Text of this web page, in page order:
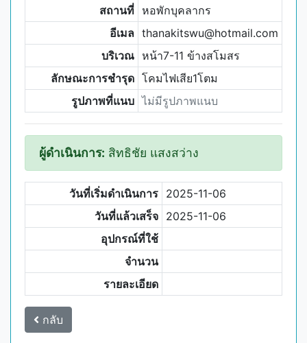
สถานที่ หอพักบุคลากร
อีเมล thanakitswu@hotmail.com
บริเวณ หน้า7-11 ข้างสโมสร
ลักษณะการชำรุด โคมไฟเสีย1โตม
รูปภาพที่แนบ ไม่มีรูปภาพแนบ
ผู้ดำเนินการ: สิทธิชัย แสงสว่าง
วันที่เริ่มดำเนินการ 2025-11-06
วันที่แล้วเสร็จ 2025-11-06
อุปกรณ์ที่ใช้
จำนวน
รายละเอียด
กลับ